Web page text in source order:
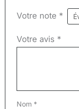
Votre note *
Votre avis *
Nom *